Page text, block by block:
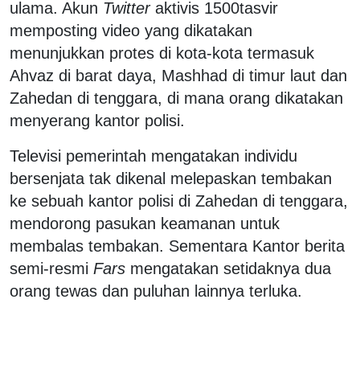
ulama. Akun Twitteraktivis 1500tasvir
memposting video yang dikatakan
menunjukkan protes di kota-kota termasuk
Ahvaz di barat daya, Mashhad di timur laut dan
Zahedan di tenggara, di mana orang dikatakan
menyerang kantor polisi.
Televisi pemerintah mengatakan individu
bersenjata tak dikenal melepaskan tembakan
ke sebuah kantor polisi di Zahedan di tenggara,
mendorong pasukan keamanan untuk
membalas tembakan. Sementara Kantor berita
semi-resmi Fars mengatakan setidaknya dua
orang tewas dan puluhan lainnya terluka.